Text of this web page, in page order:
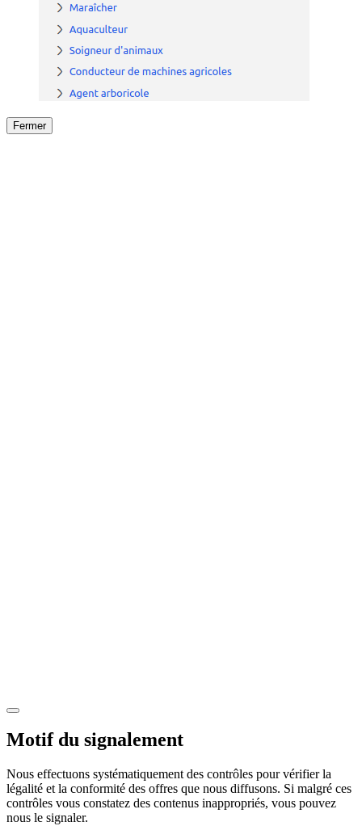
Fermer
Motif du signalement
Nous effectuons systématiquement des contrôles pour vérifier la
légalité et la conformité des offres que nous diffusons. Si malgré ces
contrôles vous constatez des contenus inappropriés, vous pouvez
nous le signaler.